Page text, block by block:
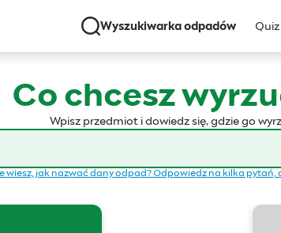
Wyszukiwarka odpadów
Co chcesz
Wpisz przedmiot i dowiedz się, gdzie go
wiesz, jak nazwać dany odpad? Odpowiedz na kilka pytań,